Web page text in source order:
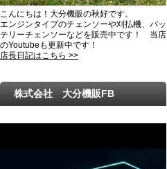
こんにちは！大分機販の秋好です。
エンジンタイプのチェンソーや刈払機、バッ
テリーチェンソーなどを販売中です！ 当店
のYoutubeも更新中です！
店長日記はこちら >>
株式会社 大分機販FB